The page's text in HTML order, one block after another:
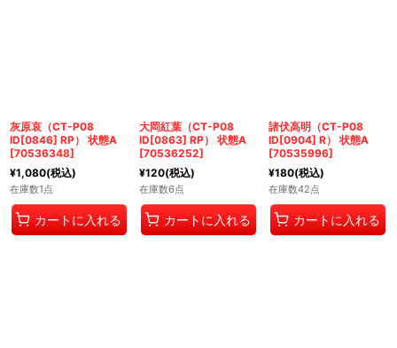
灰原哀（CT-P08
ID[0846] RP） 状態A
[70536348]
¥1,080(税込)
在庫数1点
カートに入れる
大岡紅葉（CT-P08
ID[0863] RP） 状態A
[70536252]
¥120(税込)
在庫数6点
カートに入れる
諸伏高明（CT-P08
ID[0904] R） 状態A
[70535996]
¥180(税込)
在庫数42点
カートに入れる